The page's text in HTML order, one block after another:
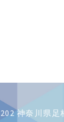
神奈川県足